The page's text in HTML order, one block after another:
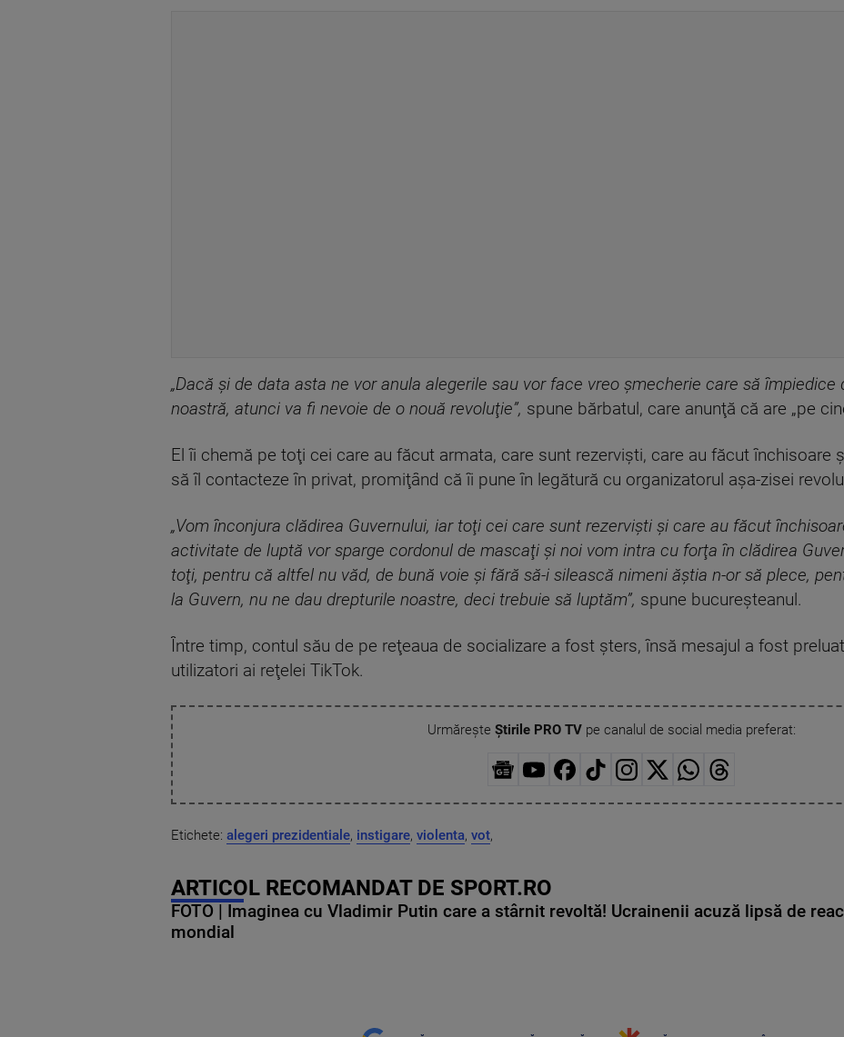
„Dacă şi de data asta ne vor anula alegerile sau vor face vreo şmecherie care să împiedice
noastră, atunci va fi nevoie de o nouă revoluţie”, spune bărbatul, care anunţă că are „pe
El îi chemă pe toţi cei care au făcut armata, care sunt rezervişti, care au făcut închisoare
să îl contacteze în privat, promiţând că îi pune în legătură cu organizatorul aşa-zisei
„Vom înconjura clădirea Guvernului, iar toţi cei care sunt rezervişti şi care au făcut
activitate de luptă vor sparge cordonul de mascaţi şi noi vom intra cu forţa în clădirea
toţi, pentru că altfel nu văd, de bună voie şi fără să-i silească nimeni ăştia n-or să plece,
la Guvern, nu ne dau drepturile noastre, deci trebuie să luptăm”, spune bucureşteanul.
Între timp, contul său de pe reţeaua de socializare a fost şters, însă mesajul a fost
utilizatori ai reţelei TikTok.
Urmărește Știrile PRO TVpe canalul de social media preferat:
Etichete: alegeri prezidentiale, instigare, violenta, vot,
ARTICOL RECOMANDAT DE SPORT.RO
FOTO | Imaginea cu Vladimir Putin care a stârnit revoltă! Ucrainenii acuză lipsă de
mondial